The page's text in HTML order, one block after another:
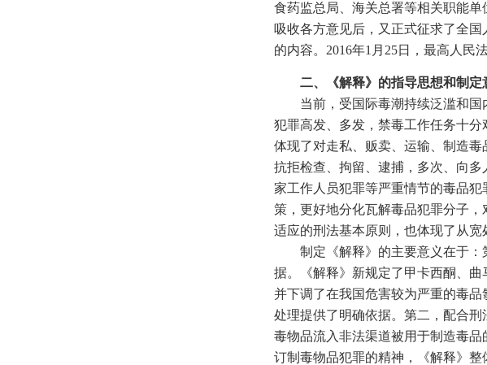
食药监总局、海关总署等相关职能
吸收各方意见后，又正式征求了全
的内容。2016年1月25日，最高人民
二、《解释》的指导思想和制定
当前，受国际毒潮持续泛滥和国
犯罪高发、多发，禁毒工作任务十分
体现了对走私、贩卖、运输、制造
抗拒检查、拘留、逮捕，多次、向
家工作人员犯罪等严重情节的毒品
策，更好地分化瓦解毒品犯罪分子
适应的刑法基本原则，也体现了从宽
制定《解释》的主要意义在于：
据。《解释》新规定了甲卡西酮、曲
并下调了在我国危害较为严重的毒
处理提供了明确依据。第二，配合
毒物品流入非法渠道被用于制造毒
订制毒物品犯罪的精神，《解释》